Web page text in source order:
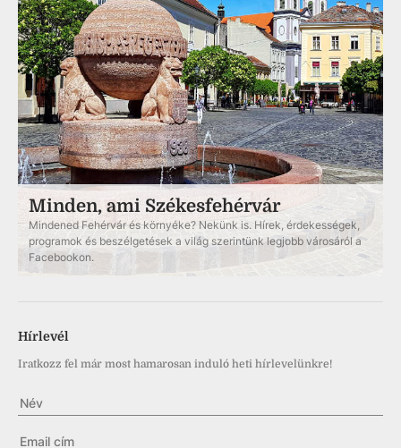
Minden, ami Székesfehérvár
Mindened Fehérvár és környéke? Nekünk is. Hírek, érdekességek,
programok és beszélgetések a világ szerintünk legjobb városáról a
Facebookon.
Hírlevél
Iratkozz fel már most hamarosan induló heti hírlevelünkre!